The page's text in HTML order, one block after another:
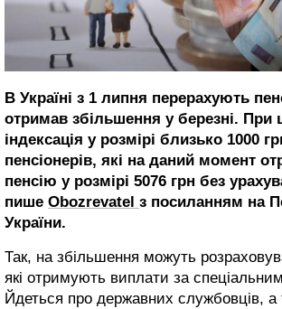
В Україні з 1 липня перерахують
отримав збільшення у березні. При
індексація у розмірі близько 1000
пенсіонерів, які на даний момент
пенсію у розмірі 5076 грн без
пише Оbozrevatel з посиланням на
України.
Так, на збільшення можуть
які отримують виплати за
Йдеться про державних службовців, а